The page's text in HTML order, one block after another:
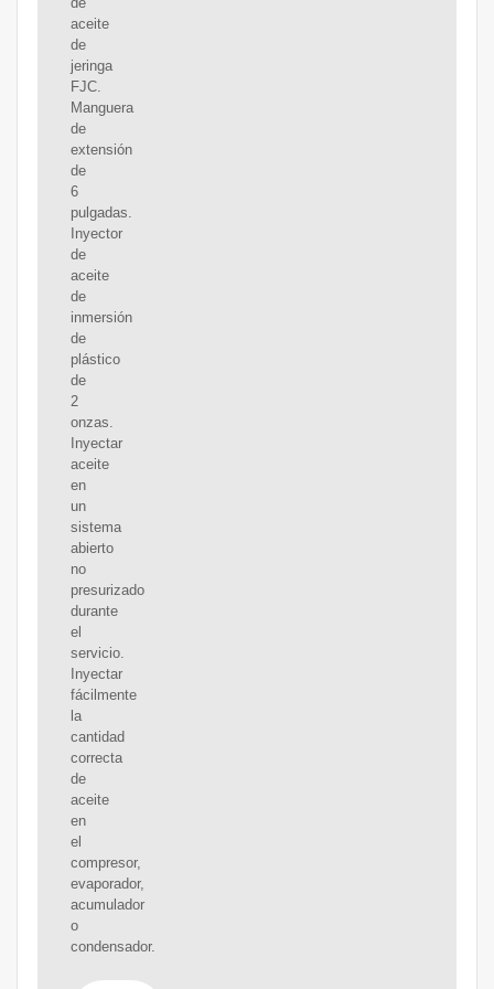
aceite
de
jeringa
FJC.
Manguera
de
extensión
de
6
pulgadas.
Inyector
de
aceite
de
inmersión
de
plástico
de
2
onzas.
Inyectar
aceite
en
un
sistema
abierto
no
presurizado
durante
el
servicio.
Inyectar
fácilmente
la
cantidad
correcta
de
aceite
en
el
compresor,
evaporador,
acumulador
o
condensador.